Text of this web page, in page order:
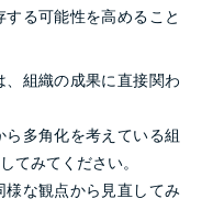
る可能性を高めること
組織の成果に直接関わ
多角化を考えている組
てみてください。
様な観点から見直してみ